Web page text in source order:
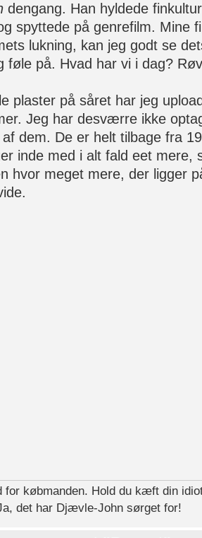
dengang. Han hyldede
spyttede på genrefilm. Mine
lukning, kan jeg godt se
føle på. Hvad har vi i dag?
plaster på såret har jeg
Jeg har desværre ikke
dem. De er helt tilbage fra
inde med i alt fald eet mere,
hvor meget mere, der ligger
for købmanden. Hold du kæft din
det har Djævle-John sørget for!